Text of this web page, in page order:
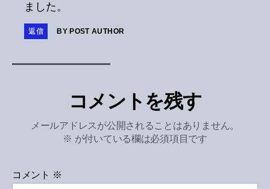
ました。
返信 BY POST AUTHOR
コメントを残す
メールアドレスが公開されることはありません。
※ が付いている欄は必須項目です
コメント ※